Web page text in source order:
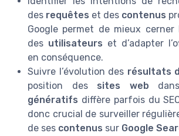
des requêtes et des contenus
Google permet de mieux cerner
des utilisateurs et d’adapter
en conséquence.
Suivre l’évolution des résultats
position des sites web
génératifs diffère parfois du
donc crucial de surveiller
de ses contenus sur Google